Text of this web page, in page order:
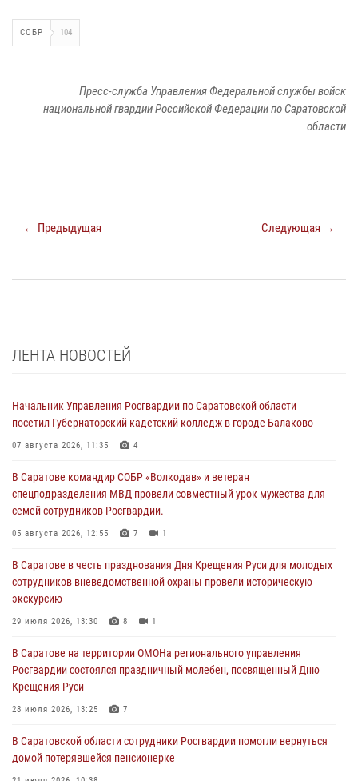
СОБР 104
Пресс-служба Управления Федеральной службы войск
национальной гвардии Российской Федерации по Саратовской
области
← Предыдущая Следующая →
ЛЕНТА НОВОСТЕЙ
Начальник Управления Росгвардии по Саратовской области
посетил Губернаторский кадетский колледж в городе Балаково
07 августа 2026, 11:35 4
В Саратове командир СОБР «Волкодав» и ветеран
спецподразделения МВД провели совместный урок мужества для
семей сотрудников Росгвардии.
05 августа 2026, 12:55 7 1
В Саратове в честь празднования Дня Крещения Руси для молодых
сотрудников вневедомственной охраны провели историческую
экскурсию
29 июля 2026, 13:30 8 1
В Саратове на территории ОМОНа регионального управления
Росгвардии состоялся праздничный молебен, посвященный Дню
Крещения Руси
28 июля 2026, 13:25 7
В Саратовской области сотрудники Росгвардии помогли вернуться
домой потерявшейся пенсионерке